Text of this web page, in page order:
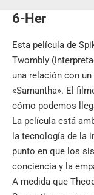
6-Her
Esta película de
Twombly
una relación con
«Samantha». El
cómo podemos
La película está
la tecnología de la
punto en que los
conciencia y la
A medida que